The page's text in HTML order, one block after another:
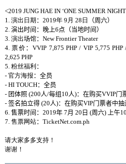
<2019 JUNG HAE IN ‘ONE SUMMER
1. 演出日期 ： 2019年 9 月 28 日
（周六）
2. 演出时间 ： 晚 上6 点（当地时间）
3. 演出场馆： New Frontier Theater
4.票价 ：VVIP 7,875 PHP / VIP 5,775
2,625 PHP
5. 粉丝福利 ：
- 官方海报 ：全员
- HI TOUCH：全员
- 团体照 (200 人/每组10 人)：在购买VVIP门
- 签名拍立得 (20 人)：在购买VIP门票者中抽
6. 售票时间 ： 2019年 7 月 20 日 (周六) 上午10
7. 售票网站： TicketNet.com.ph
请大家多多支持！
谢谢！